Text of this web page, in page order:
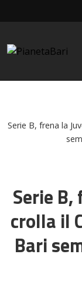
Serie B, frena la
Serie
crolla il
Bari